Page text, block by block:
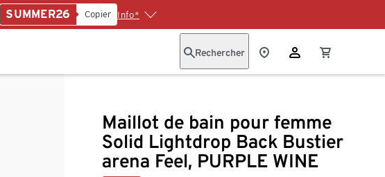
SUMMER26 Copier Info*
Rechercher
Maillot de bain pour femme
Solid Lightdrop Back Bustier
arena Feel, PURPLE WINE